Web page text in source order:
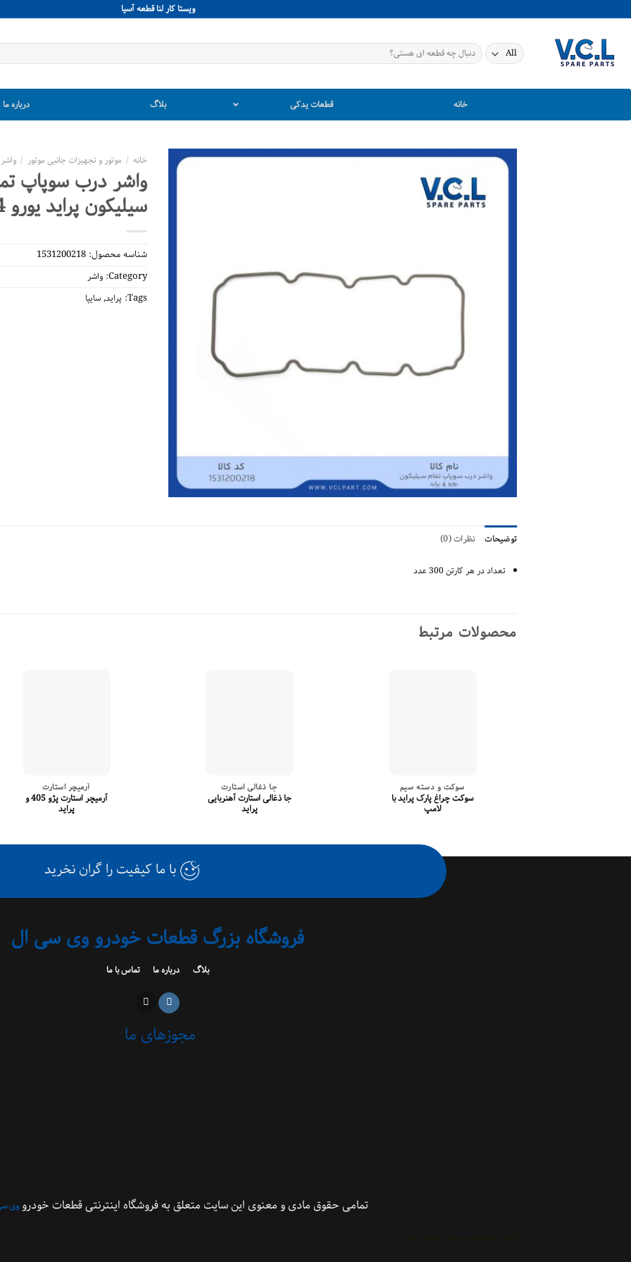
to
ويستا كار لنا قطعه آسيا
جستجو
برای:
خانه قطعات یدکی بلاگ درباره ما
خانه / موتور و تجهیزات جانبی موتور / واشر
واشر درب سوپاپ
سیلیکون پراید یورو 4
شناسه محصول: 1531200218
Category: واشر
Tags: پراید,سایپا
توضیحات نظرات (0)
تعداد در هر کارتن 300 عدد
محصولات مرتبط
سوکت و دسته سیم
سوکت چراغ پارک پراید با
لامپ
جا ذغالی استارت
جا ذغالی استارت آهنربایی
پراید
آرمیچر استارت
آرمیچر استارت پژو 405 و
پراید
با ما کیفیت را گران نخرید
فروشگاه بزرگ قطعات خودرو وی سی ال
بلاگ درباره ما تماس با ما
مجوزهای ما
تمامی حقوق مادی و معنوی این سایت متعلق به فروشگاه اینترنتی قطعات خودرو وی